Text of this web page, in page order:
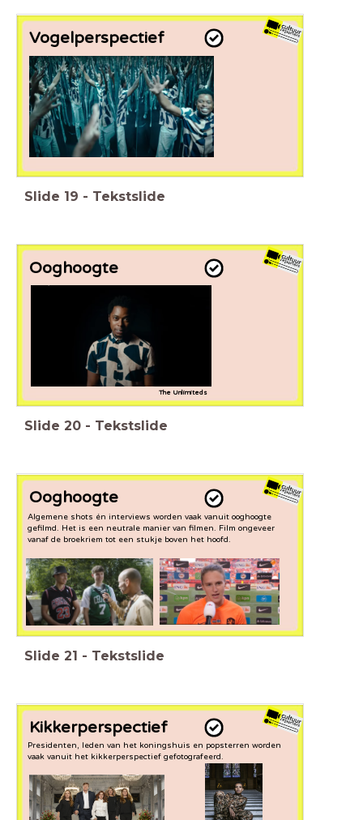
Vogelperspectief
Slide 19 - Tekstslide
Ooghoogte
The Unlimiteds
Slide 20 - Tekstslide
Algemene shots én interviews worden vaak vanuit ooghoogte
gefilmd. Het is een neutrale manier van filmen. Film ongeveer
vanaf de broekriem tot een stukje boven het hoofd.
Ooghoogte
Slide 21 - Tekstslide
Presidenten, leden van het koningshuis en popsterren worden
vaak vanuit het kikkerperspectief gefotografeerd.
Kikkerperspectief